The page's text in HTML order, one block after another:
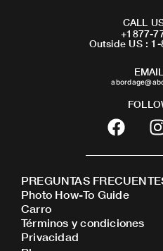
CALL
+1877-
Outside US :
F
a
c
b
o
o
I
PREGUNTAS
Photo How-To Guide
Carro
Términos y condiciones
Privacidad